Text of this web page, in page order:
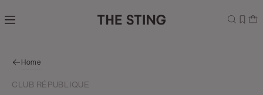
direct naar
zoekbalkHome
CLUB RÉPUBLIQUE